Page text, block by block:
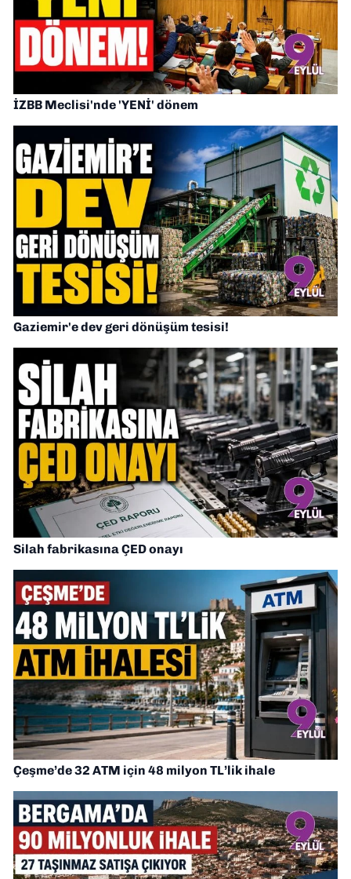
İZBB Meclisi'nde 'YENİ' dönem
Gaziemir'e dev geri dönüşüm tesisi!
Silah fabrikasına ÇED onayı
Çeşme’de 32 ATM için 48 milyon TL’lik ihale